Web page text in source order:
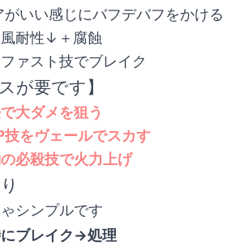
いい感じにバフデバフをかける
耐性↓＋腐蝕
ァスト技でブレイク
が要です】
大ダメを狙う
技をヴェールでスカす
必殺技で火力上げ
シンプルです
ブレイク→処理